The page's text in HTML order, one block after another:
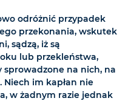
odróżnić przypadek
przekonania, wskutek
sądzą, iż są
lub przekleństwa,
sprowadzone na nich, na
im kapłan nie
w żadnym razie jednak